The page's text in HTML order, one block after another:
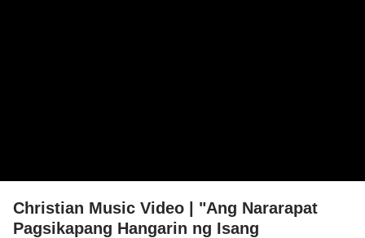
Christian Music Video | "Ang Nararapat
Pagsikapang Hangarin ng Isang